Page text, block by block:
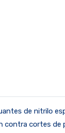
de nitrilo
contra cortes de